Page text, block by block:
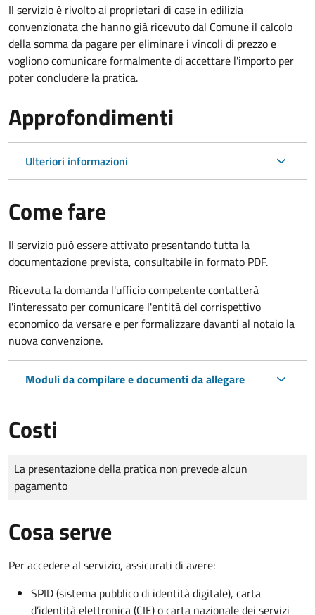
Il servizio è rivolto ai proprietari di case in edilizia
convenzionata che hanno già ricevuto dal Comune il calcolo
della somma da pagare per eliminare i vincoli di prezzo e
vogliono comunicare formalmente di accettare l'importo per
poter concludere la pratica.
Approfondimenti
Ulteriori informazioni
Come fare
Il servizio può essere attivato presentando tutta la
documentazione prevista, consultabile in formato PDF.
Ricevuta la domanda l'ufficio competente contatterà
l'interessato per comunicare l'entità del corrispettivo
economico da versare e per formalizzare davanti al notaio la
nuova convenzione.
Moduli da compilare e documenti da allegare
Costi
Tipo di pagamento
Importo
La presentazione della pratica non prevede alcun
pagamento
Cosa serve
Per accedere al servizio, assicurati di avere:
SPID (sistema pubblico di identità digitale), carta
d’identità elettronica (CIE) o carta nazionale dei servizi